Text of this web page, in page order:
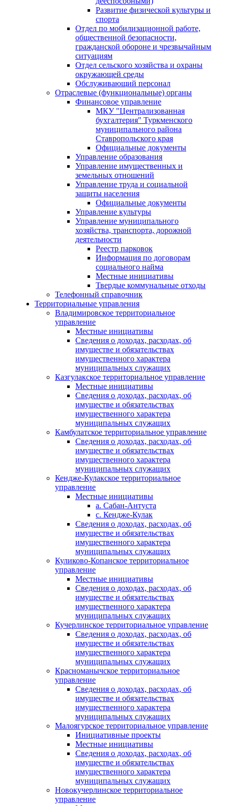
Развитие физической культуры и
спорта
Отдел по мобилизационной работе,
общественной безопасности,
гражданской оборонe и чрезвычайным
ситуациям
Отдел сельского хозяйства и охраны
окружающей среды
Обслуживающий персонал
Отраслевые (функциональные) органы
Финансовое управление
МКУ "Централизованная
бухгалтерия" Туркменского
муниципального района
Ставропольского края
Официальные документы
Управление образования
Управление имущественных и
земельных отношений
Управление труда и социальной
защиты населения
Официальные документы
Управление культуры
Управление муниципального
хозяйства, транспорта, дорожной
деятельности
Реестр парковок
Информация по договорам
социального найма
Местные инициативы
Твердые коммунальные отходы
Телефонный справочник
Территориальные управления
Владимировское территориальное
управление
Местные инициативы
Сведения о доходах, расходах, об
имуществе и обязательствах
имущественного характера
муниципальных служащих
Казгулакское территориальное управление
Местные инициативы
Сведения о доходах, расходах, об
имуществе и обязательствах
имущественного характера
муниципальных служащих
Камбулатское территориальное управление
Сведения о доходах, расходах, об
имуществе и обязательствах
имущественного характера
муниципальных служащих
Кендже-Кулакское территориальное
управление
Местные инициативы
а. Сабан-Антуста
с. Кендже-Кулак
Сведения о доходах, расходах, об
имуществе и обязательствах
имущественного характера
муниципальных служащих
Куликово-Копанское территориальное
управление
Местные инициативы
Сведения о доходах, расходах, об
имуществе и обязательствах
имущественного характера
муниципальных служащих
Кучерлинское территориальное управление
Сведения о доходах, расходах, об
имуществе и обязательствах
имущественного характера
муниципальных служащих
Красноманычское территориальное
управление
Сведения о доходах, расходах, об
имуществе и обязательствах
имущественного характера
муниципальных служащих
Малоягурское территориальное управление
Инициативные проекты
Местные инициативы
Сведения о доходах, расходах, об
имуществе и обязательствах
имущественного характера
муниципальных служащих
Новокучерлинское территориальное
управление